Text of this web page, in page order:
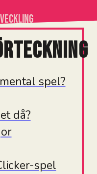
spel?
då?
spel